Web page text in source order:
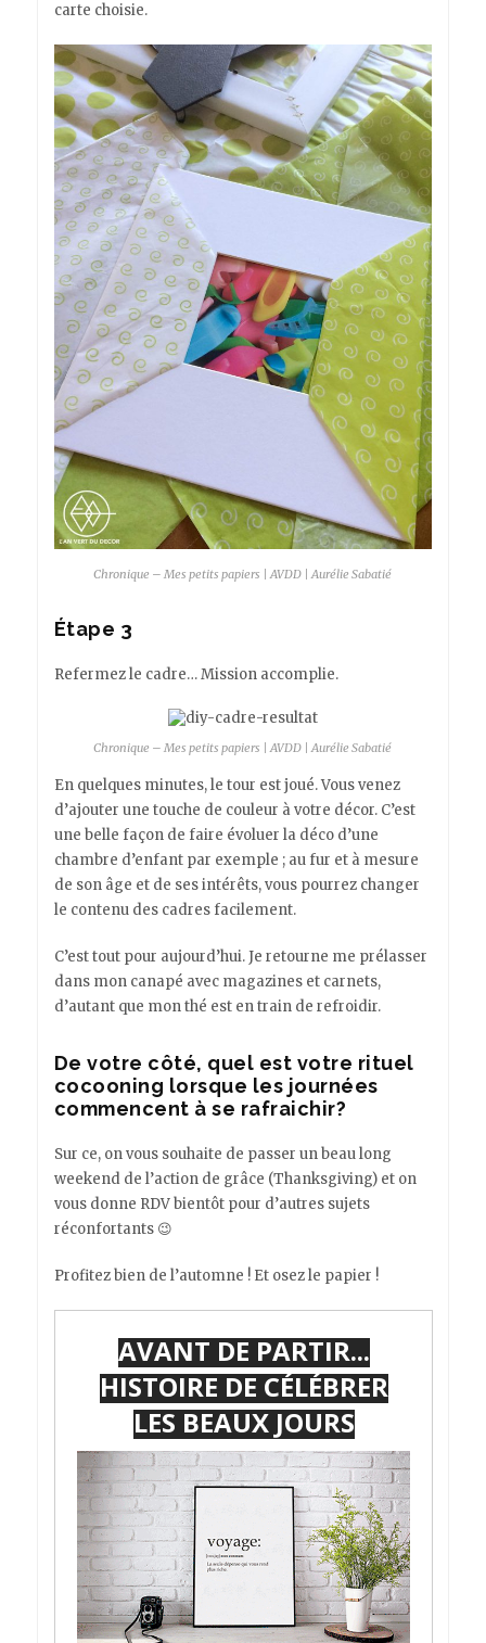
carte choisie.
Chronique – Mes petits papiers | AVDD | Aurélie Sabatié
Étape 3
Refermez le cadre… Mission accomplie.
Chronique – Mes petits papiers | AVDD | Aurélie Sabatié
En quelques minutes, le tour est joué. Vous venez
d’ajouter une touche de couleur à votre décor. C’est
une belle façon de faire évoluer la déco d’une
chambre d’enfant par exemple ; au fur et à mesure
de son âge et de ses intérêts, vous pourrez changer
le contenu des cadres facilement.
C’est tout pour aujourd’hui. Je retourne me prélasser
dans mon canapé avec magazines et carnets,
d’autant que mon thé est en train de refroidir.
De votre côté, quel est votre rituel
cocooning lorsque les journées
commencent à se rafraichir?
Sur ce, on vous souhaite de passer un beau long
weekend de l’action de grâce (Thanksgiving) et on
vous donne RDV bientôt pour d’autres sujets
réconfortants 😉
Profitez bien de l’automne ! Et osez le papier !